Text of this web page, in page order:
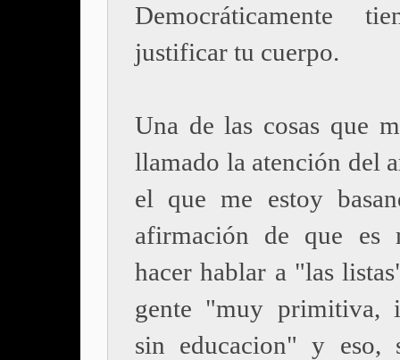
Democráticamente
justificar tu cuerpo.
Una de las cosas que
llamado la atención del
el que me estoy
afirmación de que es
hacer hablar a "las
gente "muy primitiva,
sin educacion" y eso,